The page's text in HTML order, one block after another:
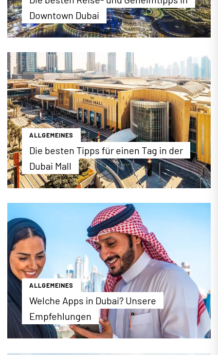
Downtown Dubai
"The Centre of Now"! Downtown Dubai verkörpert
Metropole Dubai so berühmt macht. Vom Burj
Khalifa bis zum Dubai Fountain: Bei einer
Entdeckungsreise durch das Viertel der
Superlative lernen Sie nicht nur berühmte
Sehenswürdigkeiten, sondern auch etliche
Geheimtipps kennen, die den Besuch des neuen
Stadtzentrums so einzigartig machen.
ALLGEMEINES
Die besten Tipps für einen Tag in der
Dubai Mall
1,1 Millionen Quadratmeter, über 1300 Geschäfte,
vier Etagen und über 220 Juweliere – die Zahlen
und Fakten der Dubai Mall sind schlicht und
ergreifend rekordverdächtig. Wer die Dubai Mall
ausgiebig kennenlernen möchte, sollte am besten
einen ganzen Tag einplanen, um die bunte Auswahl
an Aktivitäten voll auskosten zu können.
...mehr erfahren
ALLGEMEINES
Welche Apps in Dubai? Unsere
Empfehlungen
Die richtigen Apps machen jeden Urlaub einfacher.